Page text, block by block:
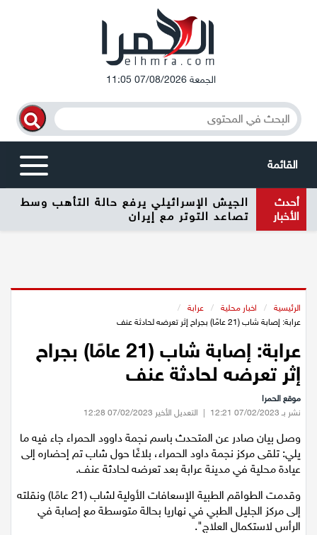
الجمعة 07/08/2026 11:05
القائمة
أخبار محلية
عيلبون
دير حنا
سخنين
عرابة
اخبار عالمية
رياضة
أحدث
الأخبار
الجيش الإسرائيلي يرفع حالة التأهب وسط
تصاعد التوتر مع إيران
الرئيسية / اخبار محلية / عرابة
/
عرابة: إصابة شاب (21 عامًا) بجراح إثر تعرضه لحادثة عنف
عرابة: إصابة شاب (21 عامًا) بجراح
إثر تعرضه لحادثة عنف
موقع الحمرا
نشر بـ 07/02/2023 12:21
| التعديل الأخير 07/02/2023 12:28
وصل بيان صادر عن المتحدث باسم نجمة داوود الحمراء جاء فيه ما
يلي: تلقى مركز نجمة داود الحمراء، بلاغًا حول شاب تم إحضاره إلى
عيادة محلية في مدينة عرابة بعد تعرضه لحادثة عنف.
وقدمت الطواقم الطبية الإسعافات الأولية لشاب (21 عامًا) ونقلته
إلى مركز الجليل الطبي في نهاريا بحالة متوسطة مع إصابة في
الرأس لاستكمال العلاج".